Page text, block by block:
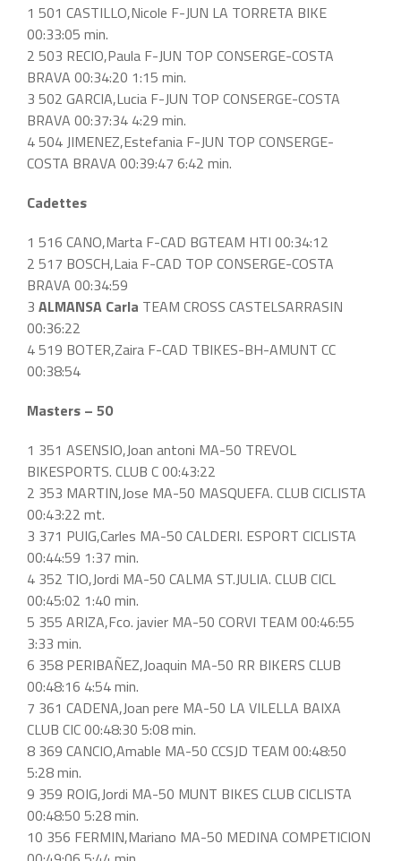
1 501 CASTILLO,Nicole F-JUN LA TORRETA BIKE
00:33:05 min.
2 503 RECIO,Paula F-JUN TOP CONSERGE-COSTA
BRAVA 00:34:20 1:15 min.
3 502 GARCIA,Lucia F-JUN TOP CONSERGE-COSTA
BRAVA 00:37:34 4:29 min.
4 504 JIMENEZ,Estefania F-JUN TOP CONSERGE-
COSTA BRAVA 00:39:47 6:42 min.
Cadettes
1 516 CANO,Marta F-CAD BGTEAM HTI 00:34:12
2 517 BOSCH,Laia F-CAD TOP CONSERGE-COSTA
BRAVA 00:34:59
3 ALMANSA Carla TEAM CROSS CASTELSARRASIN
00:36:22
4 519 BOTER,Zaira F-CAD TBIKES-BH-AMUNT CC
00:38:54
Masters – 50
1 351 ASENSIO,Joan antoni MA-50 TREVOL
BIKESPORTS. CLUB C 00:43:22
2 353 MARTIN,Jose MA-50 MASQUEFA. CLUB CICLISTA
00:43:22 mt.
3 371 PUIG,Carles MA-50 CALDERI. ESPORT CICLISTA
00:44:59 1:37 min.
4 352 TIO,Jordi MA-50 CALMA ST.JULIA. CLUB CICL
00:45:02 1:40 min.
5 355 ARIZA,Fco. javier MA-50 CORVI TEAM 00:46:55
3:33 min.
6 358 PERIBAÑEZ,Joaquin MA-50 RR BIKERS CLUB
00:48:16 4:54 min.
7 361 CADENA,Joan pere MA-50 LA VILELLA BAIXA
CLUB CIC 00:48:30 5:08 min.
8 369 CANCIO,Amable MA-50 CCSJD TEAM 00:48:50
5:28 min.
9 359 ROIG,Jordi MA-50 MUNT BIKES CLUB CICLISTA
00:48:50 5:28 min.
10 356 FERMIN,Mariano MA-50 MEDINA COMPETICION